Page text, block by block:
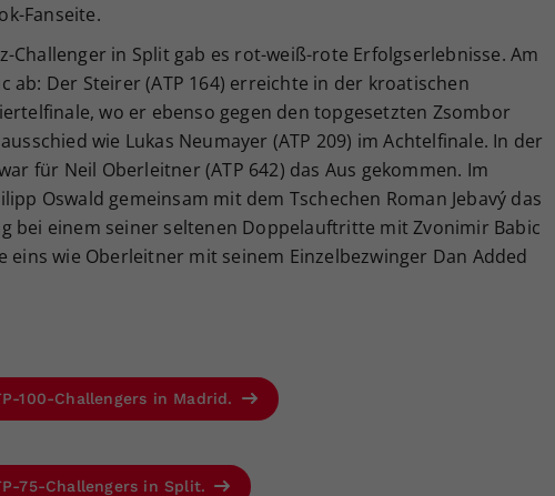
Fanseite.
Challenger in Split gab es rot-weiß-rote Erfolgserlebnisse. Am
ab: Der Steirer (ATP 164) erreichte in der kroatischen
wo er ebenso gegen den topgesetzten Zsombor
wie Lukas Neumayer (ATP 209) im Achtelfinale. In der
für Neil Oberleitner (ATP 642) das Aus gekommen. Im
Oswald gemeinsam mit dem Tschechen Roman Jebavý das
bei einem seiner seltenen Doppelauftritte mit Zvonimir Babic
eins wie Oberleitner mit seinem Einzelbezwinger Dan Added
100-Challengers in Madrid.
75-Challengers in Split.